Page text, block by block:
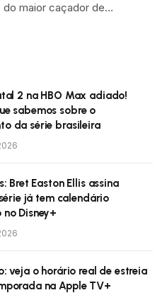
do maior caçador de…
2 na HBO Max adiado!
sabemos sobre o
da série brasileira
Bret Easton Ellis assina
já tem calendário
Disney+
veja o horário real de estreia
na Apple TV+